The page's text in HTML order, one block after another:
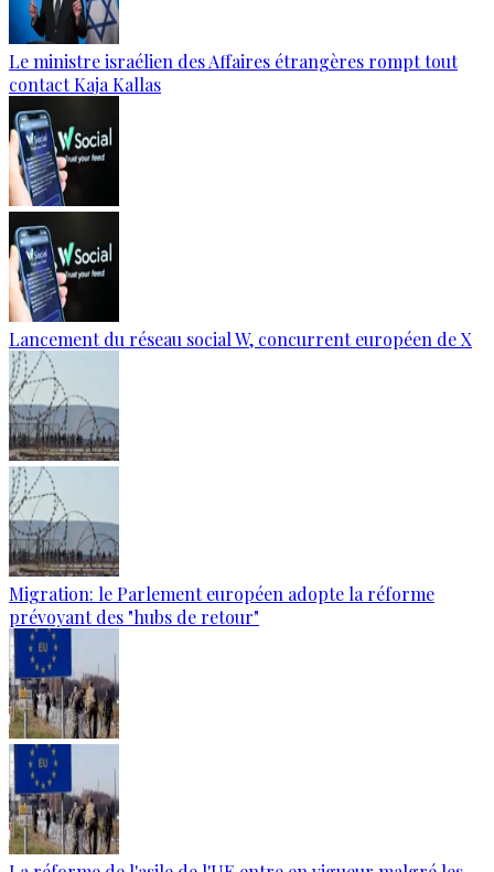
Le ministre israélien des Affaires étrangères rompt tout
contact Kaja Kallas
Lancement du réseau social W, concurrent européen de X
Migration: le Parlement européen adopte la réforme
prévoyant des "hubs de retour"